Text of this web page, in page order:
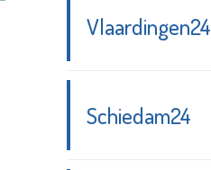
Vlaardingen24
Schiedam24